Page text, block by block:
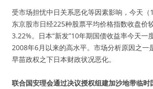
受市场担忧中日关系恶化等因素影响，今天（
东京股市日经225种股票平均价格指数收盘价
3.22%。日本“新发”10年期国债收益率今天一
2008年6月以来的高水平。市场分析原因之一
早苗政权之下日本财政状况恶化。
联合国安理会通过决议授权组建加沙地带临时